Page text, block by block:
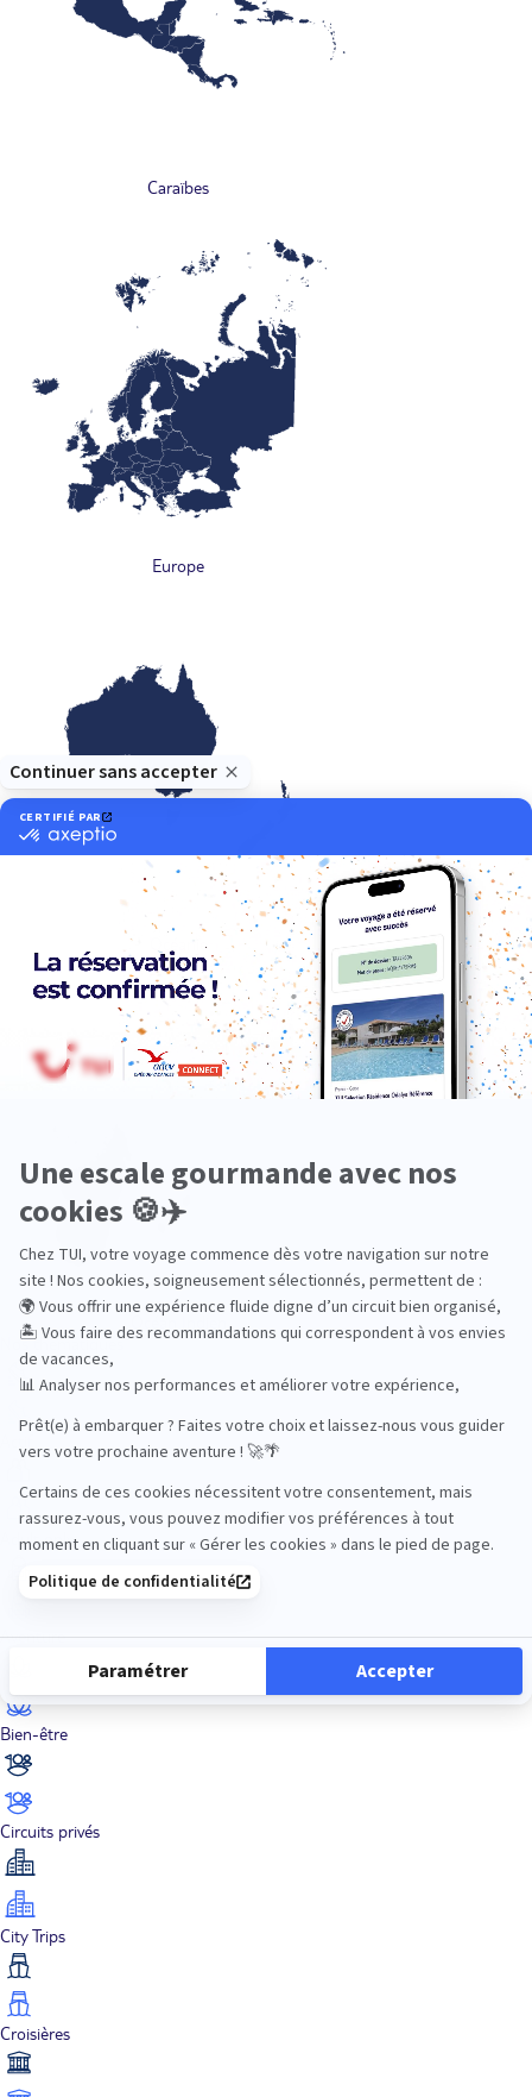
Caraïbes
Europe
Océanie
Océan Indien
Nos thématiques
Adult only
Aventure
Bien-être
Circuits privés
City Trips
Croisières